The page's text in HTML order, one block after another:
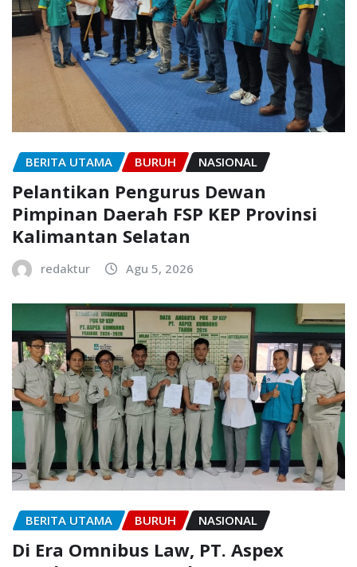
BERITA UTAMA BURUH NASIONAL
Pelantikan Pengurus Dewan
Pimpinan Daerah FSP KEP Provinsi
Kalimantan Selatan
redaktur Agu 5, 2026
BERITA UTAMA BURUH NASIONAL
Di Era Omnibus Law, PT. Aspex